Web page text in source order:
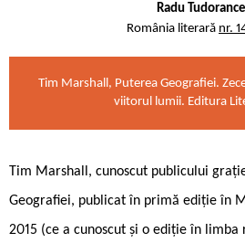
Radu
România literară nr.
Tim Marshall, Puterea Geografiei.
viitorul lumii. Editura
Tim Marshall, cunoscut publicului
Geografiei, publicat în primă ediție în
2015 (ce a cunoscut și o ediție în